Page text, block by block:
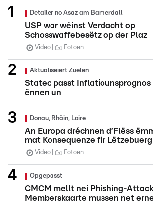
Detailer no Asaz am Bamerdall
USP war wéinst Verdacht op
Schosswaffebesëtz op der Plaz
Video Fotoen
Aktualiséiert Zuelen
Statec passt Inflatiounsprognos
ënnen un
Donau, Rhäin, Loire
An Europa dréchnen d’Flëss
mat Konsequenze fir Lëtzebuerg
Video Fotoen
Opgepasst
CMCM mellt nei Phishing-
Memberskaarte mussen net